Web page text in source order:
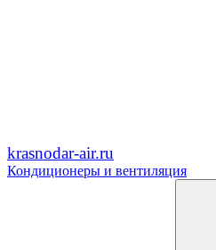
krasnodar-air.ru
Кондиционеры и вентиляция